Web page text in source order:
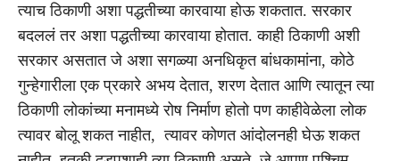
त्याच ठिकाणी अशा पद्धतीच्या कारवाया होऊ शकतात. सरकार
बदललं तर अशा पद्धतीच्या कारवाया होतात. काही ठिकाणी अशी
सरकार असतात जे अशा सगळ्या अनधिकृत बांधकामांना, कोठे
गुन्हेगारीला एक प्रकारे अभय देतात, शरण देतात आणि त्यातून त्या
ठिकाणी लोकांच्या मनामध्ये रोष निर्माण होतो पण काहीवेळेला लोक
त्यावर बोलू शकत नाहीत, त्यावर कोणत आंदोलनही घेऊ शकत